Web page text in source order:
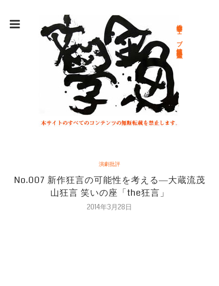
総合文学ウェブ情報誌 文学金魚
演劇批評
No.007 新作狂言の可能性を考える―大蔵流茂
山狂言 笑いの座「the狂言」
2014年3月28日